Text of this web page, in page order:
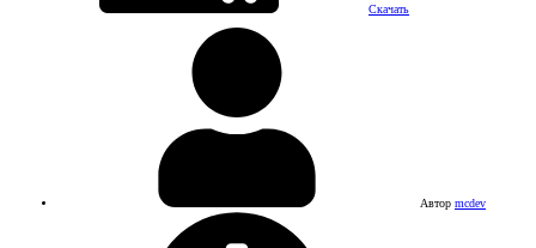
Скачать
Автор mcdev